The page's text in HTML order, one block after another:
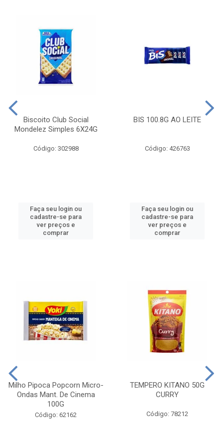
Biscoito Club Social
Mondelez Simples 6X24G
Código: 302988
Faça seu login ou
cadastre-se para
ver preços e
comprar
BIS 100.8G AO LEITE
Código: 426763
Faça seu login ou
cadastre-se para
ver preços e
comprar
Milho Pipoca Popcorn Micro-
Ondas Mant. De Cinema
100G
Código: 62162
TEMPERO KITANO 50G
CURRY
Código: 78212